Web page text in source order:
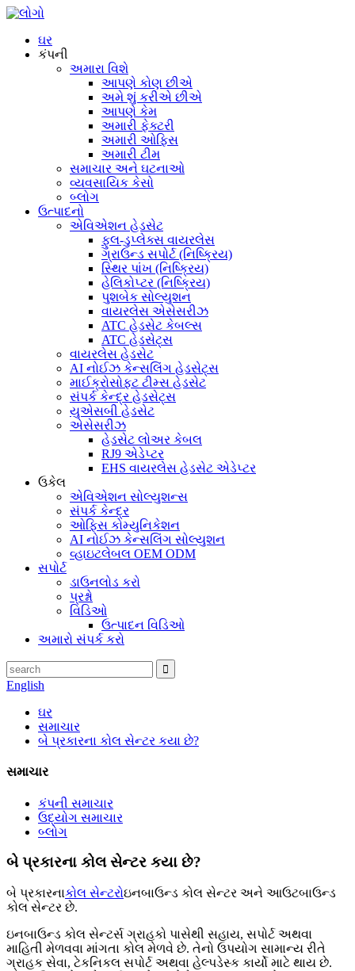
ઘર
કંપની
અમારા વિશે
આપણે કોણ છીએ
અમે શું કરીએ છીએ
આપણે કેમ
અમારી ફેક્ટરી
અમારી ઓફિસ
અમારી ટીમ
સમાચાર અને ઘટનાઓ
વ્યવસાયિક કેસો
બ્લોગ
ઉત્પાદનો
એવિએશન હેડસેટ
ફુલ-ડુપ્લેક્સ વાયરલેસ
ગ્રાઉન્ડ સપોર્ટ (નિષ્ક્રિય)
સ્થિર પાંખ (નિષ્ક્રિય)
હેલિકોપ્ટર (નિષ્ક્રિય)
પુશબેક સોલ્યુશન
વાયરલેસ એસેસરીઝ
ATC હેડસેટ કેબલ્સ
ATC હેડસેટ્સ
વાયરલેસ હેડસેટ
AI નોઈઝ કેન્સલિંગ હેડસેટ્સ
માઈક્રોસોફ્ટ ટીમ્સ હેડસેટ
સંપર્ક કેન્દ્ર હેડસેટ્સ
યુએસબી હેડસેટ
એસેસરીઝ
હેડસેટ લોઅર કેબલ
RJ9 એડેપ્ટર
EHS વાયરલેસ હેડસેટ એડેપ્ટર
ઉકેલ
એવિએશન સોલ્યુશન્સ
સંપર્ક કેન્દ્ર
ઓફિસ કોમ્યુનિકેશન
AI નોઈઝ કેન્સલિંગ સોલ્યુશન
વ્હાઇટલેબલ OEM ODM
સપોર્ટ
ડાઉનલોડ કરો
પ્રશ્નો
વિડિઓ
ઉત્પાદન વિડિઓ
અમારો સંપર્ક કરો
English
ઘર
સમાચાર
બે પ્રકારના કોલ સેન્ટર કયા છે?
સમાચાર
કંપની સમાચાર
ઉદ્યોગ સમાચાર
બ્લોગ
બે પ્રકારના કોલ સેન્ટર કયા છે?
બે પ્રકારનાકોલ સેન્ટરોઇનબાઉન્ડ કોલ સેન્ટર અને આઉટબાઉન્ડ
કોલ સેન્ટર છે.
ઇનબાઉન્ડ કોલ સેન્ટર્સ ગ્રાહકો પાસેથી સહાય, સપોર્ટ અથવા
માહિતી મેળવવા માંગતા કોલ મેળવે છે. તેનો ઉપયોગ સામાન્ય રીતે
ગ્રાહક સેવા, ટેકનિકલ સપોર્ટ અથવા હેલ્પડેસ્ક કાર્યો માટે થાય છે.